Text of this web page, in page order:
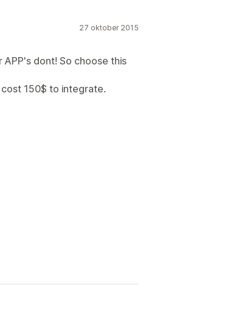
27 oktober 2015
dont! So choose this
150$ to integrate.